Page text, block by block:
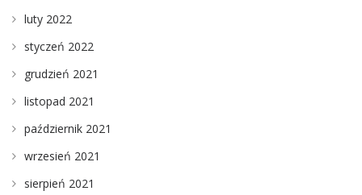
luty 2022
styczeń 2022
grudzień 2021
listopad 2021
październik 2021
wrzesień 2021
sierpień 2021